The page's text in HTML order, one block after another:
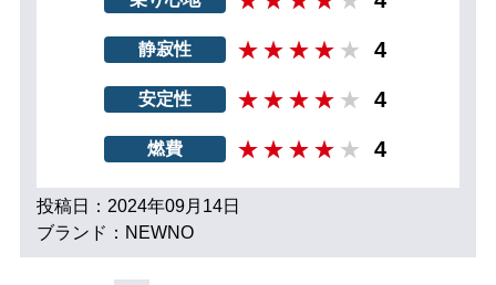
静寂性 4
安定性 4
燃費 4
投稿日：2024年09月14日
ブランド：NEWNO